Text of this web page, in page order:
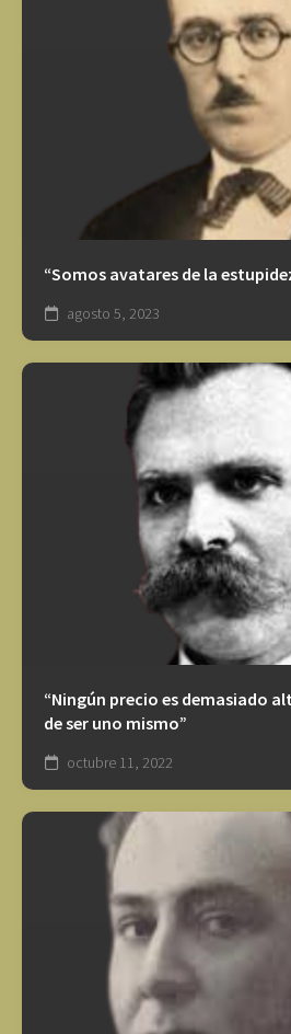
“Somos avatares de la
agosto 5, 2023
“Ningún precio es demasiado
de ser uno mismo”
octubre 11, 2022